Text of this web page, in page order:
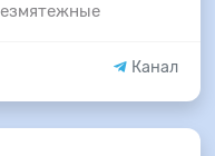
Канал